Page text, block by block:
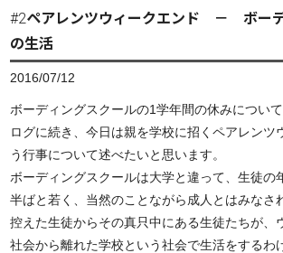
#2ペアレンツウィークエンド － ボー
の生活
2016/07/12
ボーディングスクールの1学年間の休みについ
ログに続き、今日は親を学校に招くペアレンツ
う行事について述べたいと思います。
ボーディングスクールは大学と違って、生徒の
半ばと若く、当然のことながら成人とはみなさ
控えた生徒からその真只中にある生徒たちが、
社会から離れた学校という社会で生活をするわ